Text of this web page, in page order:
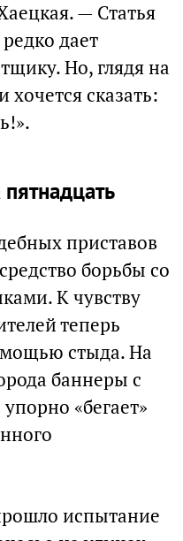
— Статья
дает
Но, глядя на
хочется сказать:
приставов
борьбы со
К чувству
теперь
стыда. На
баннеры с
«бегает»
испытание